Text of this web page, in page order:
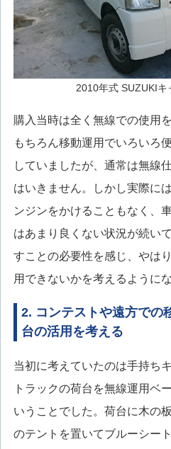
2010年式 SUZUKI
購入当時は全く無線での使用
もちろん移動運用でいろいろ
していましたが、通常は無線
はいきません。しかし実際に
ンジンをかけることもなく、
はあまり良くない状況が続い
すことの必要性を感じ、やは
用できないかを考えるように
2. コンテストや遠方での
台の活用を考える
当初に考えていたのは手持ち
トラックの荷台を無線運用ベ
いうことでした。荷台に木の
のテントを置いてブルーシー